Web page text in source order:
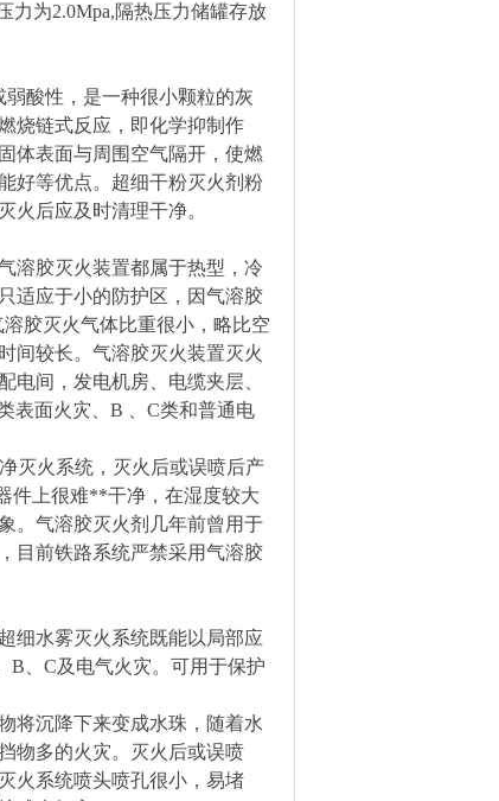
力为2.0Mpa,隔热压力储罐存放
酸性，是一种很小颗粒的灰
烧链式反应，即化学抑制作
体表面与周围空气隔开，使燃
好等优点。超细干粉灭火剂粉
火后应及时清理干净。
溶胶灭火装置都属于热型，冷
适应于小的防护区，因气溶胶
胶灭火气体比重很小，略比空
间较长。气溶胶灭火装置灭火
电间，发电机房、电缆夹层、
表面火灾、B 、C类和普通电
灭火系统，灭火后或误喷后产
件上很难**干净，在湿度较大
。气溶胶灭火剂几年前曾用于
目前铁路系统严禁采用气溶胶
细水雾灭火系统既能以局部应
B、C及电气火灾。可用于保护
将沉降下来变成水珠，随着水
物多的火灾。灭火后或误喷
火系统喷头喷孔很小，易堵